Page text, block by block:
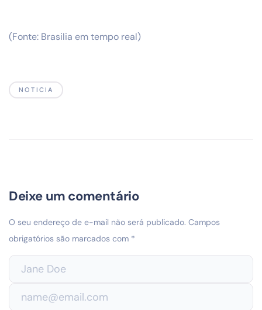
(Fonte: Brasilia em tempo real)
NOTICIA
Deixe um comentário
O seu endereço de e-mail não será publicado. Campos
obrigatórios são marcados com *